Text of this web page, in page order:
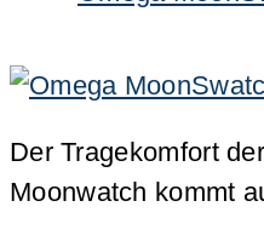
Der Tragekomfort
Moonwatch kommt